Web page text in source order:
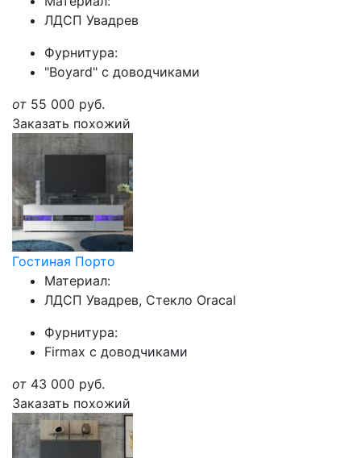
ЛДСП Увадрев
Фурнитура:
"Boyard" с доводчиками
от 55 000 руб.
Заказать похожий
Гостиная Порто
Материал:
ЛДСП Увадрев, Стекло Oracal
Фурнитура:
Firmax с доводчиками
от 43 000 руб.
Заказать похожий